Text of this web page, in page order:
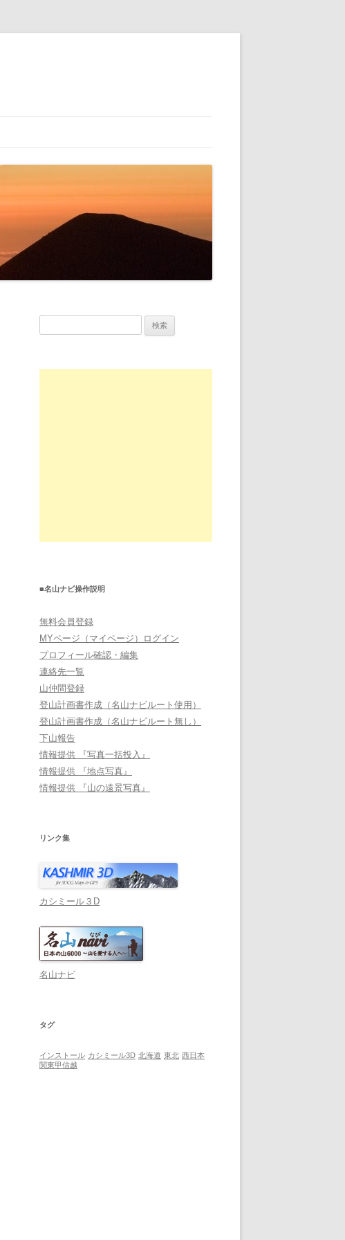
■名山ナビ操作説明
無料会員登録
MYページ（マイページ）ログイン
プロフィール確認・編集
連絡先一覧
山仲間登録
登山計画書作成（名山ナビルート使用）
登山計画書作成（名山ナビルート無し）
下山報告
情報提供 『写真一括投入』
情報提供 『地点写真』
情報提供 『山の遠景写真』
リンク集
カシミール３D
名山ナビ
タグ
インストール カシミール3D 北海道 東北 西日本
関東甲信越